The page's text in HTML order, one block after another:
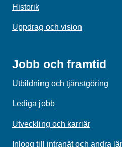
Historik
Uppdrag och vision
Jobb och framtid
Utbildning och tjänstgöring
Lediga jobb
Utveckling och karriär
Inlogg till intranät och andra